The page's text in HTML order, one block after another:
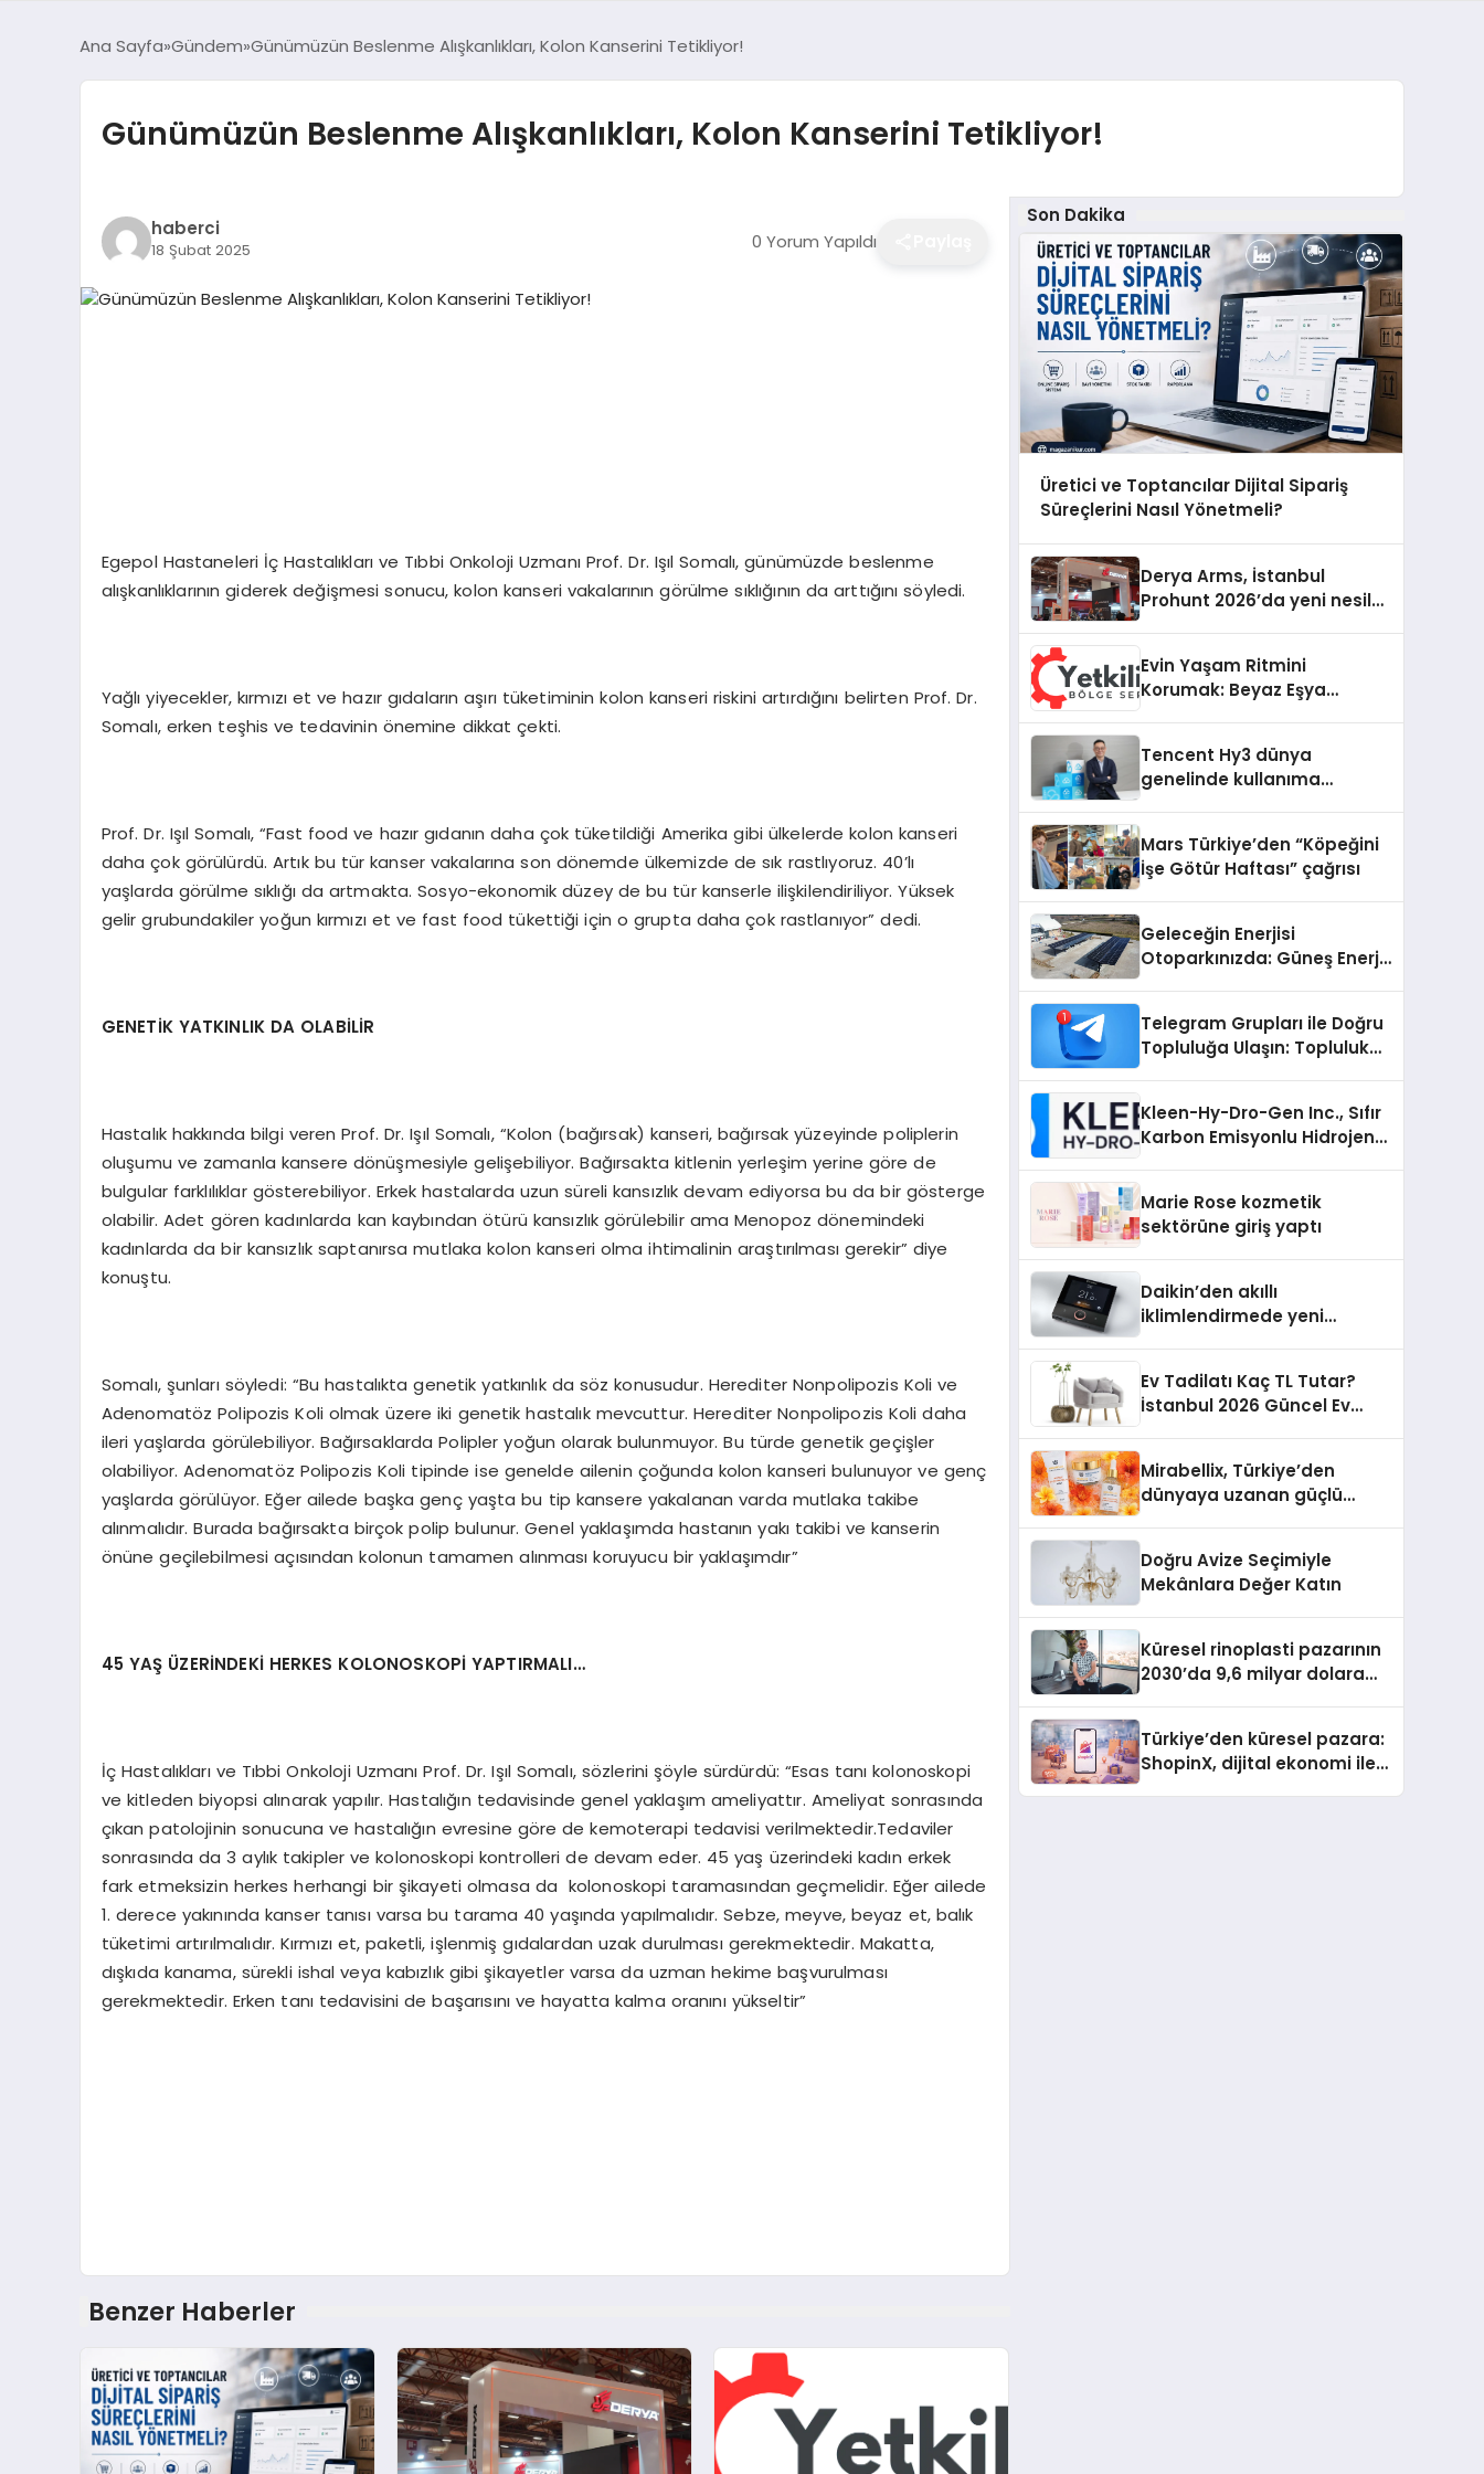
Ana Sayfa Gündem Günümüzün Beslenme Alışkanlıkları, Kolon Kanserini Tetikliyor!
Günümüzün Beslenme Alışkanlıkları, Kolon Kanserini Tetikliyor!
haberci
18 Şubat 2025 0 Yorum Yapıldı
Egepol Hastaneleri İç Hastalıkları ve Tıbbi Onkoloji Uzmanı Prof. Dr. Işıl Somalı, günümüzde beslenme
alışkanlıklarının giderek değişmesi sonucu, kolon kanseri vakalarının görülme sıklığının da arttığını söyledi.
Yağlı yiyecekler, kırmızı et ve hazır gıdaların aşırı tüketiminin kolon kanseri riskini artırdığını belirten Prof. Dr.
Somalı, erken teşhis ve tedavinin önemine dikkat çekti.
Prof. Dr. Işıl Somalı, “Fast food ve hazır gıdanın daha çok tüketildiği Amerika gibi ülkelerde kolon kanseri
daha çok görülürdü. Artık bu tür kanser vakalarına son dönemde ülkemizde de sık rastlıyoruz. 40’lı
yaşlarda görülme sıklığı da artmakta. Sosyo-ekonomik düzey de bu tür kanserle ilişkilendiriliyor. Yüksek
gelir grubundakiler yoğun kırmızı et ve fast food tükettiği için o grupta daha çok rastlanıyor” dedi.
GENETİK YATKINLIK DA OLABİLİR
Hastalık hakkında bilgi veren Prof. Dr. Işıl Somalı, “Kolon (bağırsak) kanseri, bağırsak yüzeyinde poliplerin
oluşumu ve zamanla kansere dönüşmesiyle gelişebiliyor. Bağırsakta kitlenin yerleşim yerine göre de
bulgular farklılıklar gösterebiliyor. Erkek hastalarda uzun süreli kansızlık devam ediyorsa bu da bir gösterge
olabilir. Adet gören kadınlarda kan kaybından ötürü kansızlık görülebilir ama Menopoz dönemindeki
kadınlarda da bir kansızlık saptanırsa mutlaka kolon kanseri olma ihtimalinin araştırılması gerekir” diye
konuştu.
Somalı, şunları söyledi: “Bu hastalıkta genetik yatkınlık da söz konusudur. Herediter Nonpolipozis Koli ve
Adenomatöz Polipozis Koli olmak üzere iki genetik hastalık mevcuttur. Herediter Nonpolipozis Koli daha
ileri yaşlarda görülebiliyor. Bağırsaklarda Polipler yoğun olarak bulunmuyor. Bu türde genetik geçişler
olabiliyor. Adenomatöz Polipozis Koli tipinde ise genelde ailenin çoğunda kolon kanseri bulunuyor ve genç
yaşlarda görülüyor. Eğer ailede başka genç yaşta bu tip kansere yakalanan varda mutlaka takibe
alınmalıdır. Burada bağırsakta birçok polip bulunur. Genel yaklaşımda hastanın yakı takibi ve kanserin
önüne geçilebilmesi açısından kolonun tamamen alınması koruyucu bir yaklaşımdır”
45 YAŞ ÜZERİNDEKİ HERKES KOLONOSKOPİ YAPTIRMALI…
İç Hastalıkları ve Tıbbi Onkoloji Uzmanı Prof. Dr. Işıl Somalı, sözlerini şöyle sürdürdü: “Esas tanı kolonoskopi
ve kitleden biyopsi alınarak yapılır. Hastalığın tedavisinde genel yaklaşım ameliyattır. Ameliyat sonrasında
çıkan patolojinin sonucuna ve hastalığın evresine göre de kemoterapi tedavisi verilmektedir.Tedaviler
sonrasında da 3 aylık takipler ve kolonoskopi kontrolleri de devam eder. 45 yaş üzerindeki kadın erkek
fark etmeksizin herkes herhangi bir şikayeti olmasa da kolonoskopi taramasından geçmelidir. Eğer ailede
1. derece yakınında kanser tanısı varsa bu tarama 40 yaşında yapılmalıdır. Sebze, meyve, beyaz et, balık
tüketimi artırılmalıdır. Kırmızı et, paketli, işlenmiş gıdalardan uzak durulması gerekmektedir. Makatta,
dışkıda kanama, sürekli ishal veya kabızlık gibi şikayetler varsa da uzman hekime başvurulması
gerekmektedir. Erken tanı tedavisini de başarısını ve hayatta kalma oranını yükseltir”
Benzer Haberler
Son Dakika
Üretici ve Toptancılar Dijital Sipariş
Süreçlerini Nasıl Yönetmeli?
Derya Arms, İstanbul
Prohunt 2026’da yeni nesil
Evin Yaşam Ritmini
Korumak: Beyaz Eşya
Tencent Hy3 dünya
genelinde kullanıma
Mars Türkiye’den “Köpeğini
İşe Götür Haftası” çağrısı
Geleceğin Enerjisi
Otoparkınızda: Güneş Enerjili
Telegram Grupları ile Doğru
Topluluğa Ulaşın: Topluluk
Kleen-Hy-Dro-Gen Inc., Sıfır
Karbon Emisyonlu Hidrojen
Aldı
Marie Rose kozmetik
sektörüne giriş yaptı
Daikin’den akıllı
iklimlendirmede yeni
Ev Tadilatı Kaç TL Tutar?
İstanbul 2026 Güncel Ev
Mirabellix, Türkiye’den
dünyaya uzanan güçlü
Doğru Avize Seçimiyle
Mekânlara Değer Katın
Küresel rinoplasti pazarının
2030’da 9,6 milyar dolara
Türkiye’den küresel pazara:
ShopinX, dijital ekonomi ile